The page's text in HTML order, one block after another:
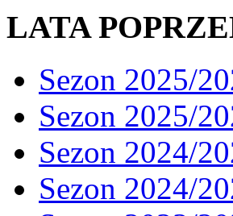
LATA
Sezon 2025/
Sezon 2025/
Sezon 2024/
Sezon 2024/